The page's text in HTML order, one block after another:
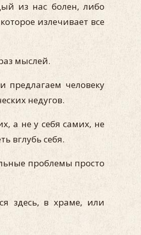
из нас болен, либо
излечивает все
мыслей.
человеку
недугов.
а не у себя самих, не
вглубь себя.
проблемы просто
здесь, в храме, или